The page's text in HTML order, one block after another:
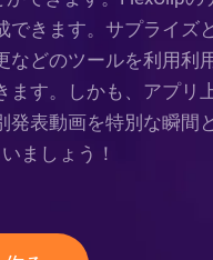
きます。サプライズ
どのツールを利用利
す。しかも、アプリ
表動画を特別な瞬間
ましょう！